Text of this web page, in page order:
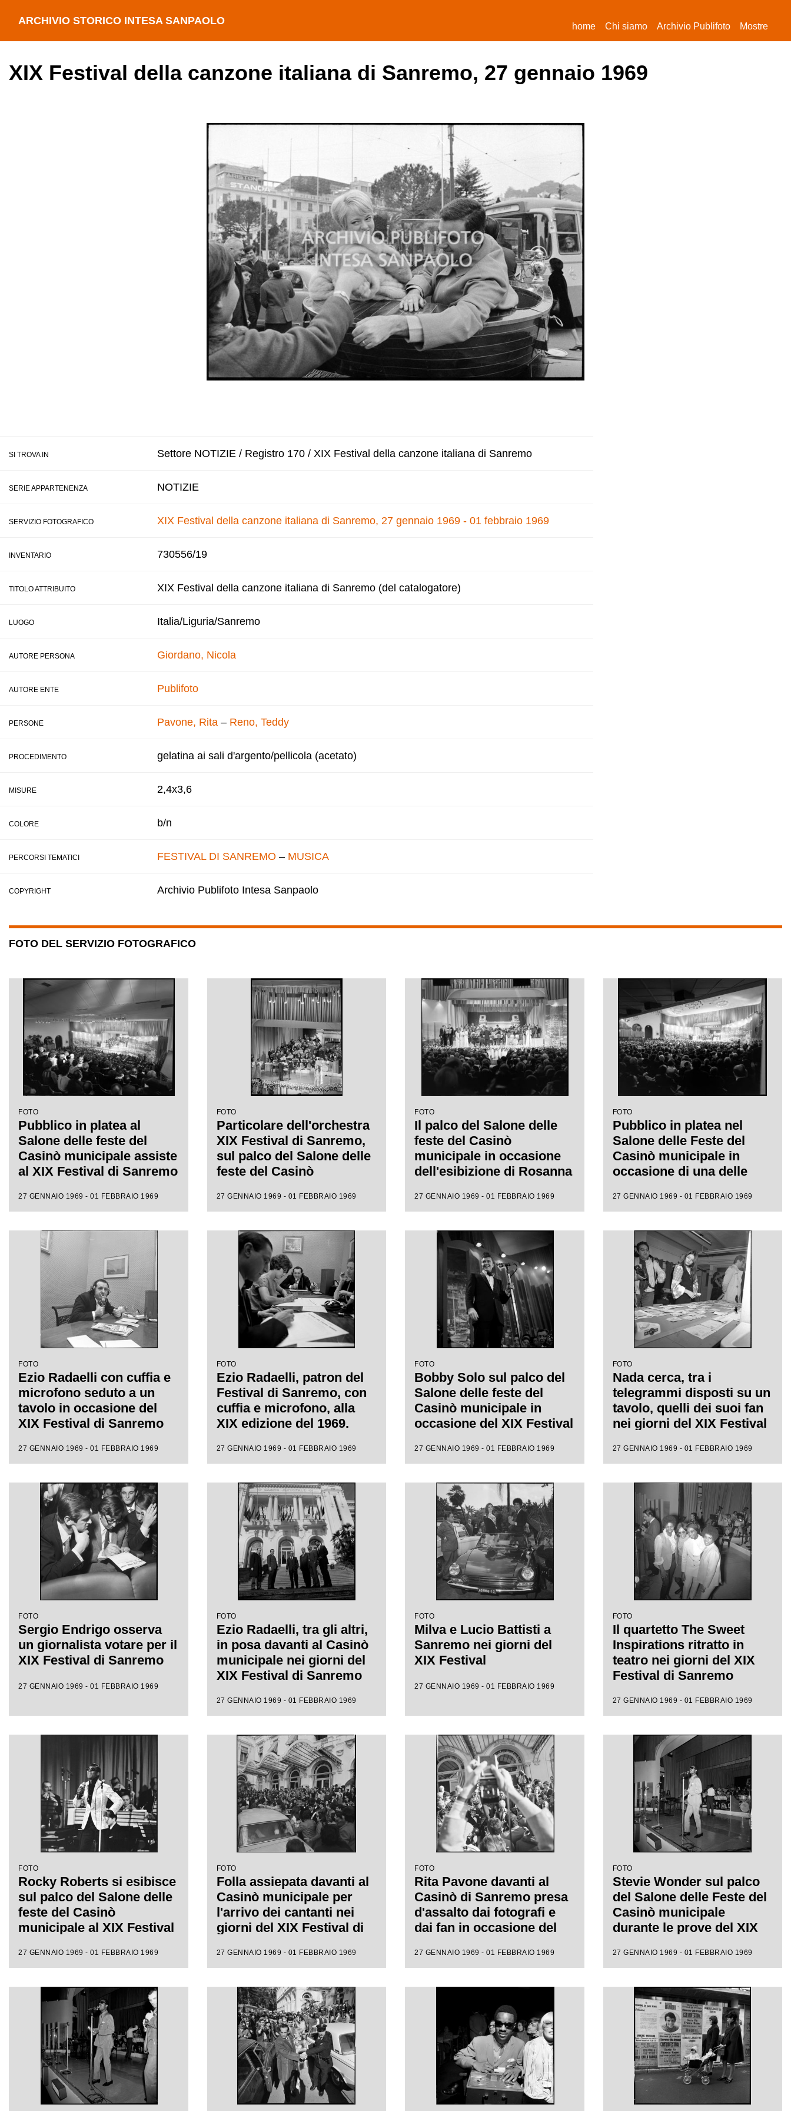
ARCHIVIO STORICO INTESA SANPAOLO home(current)
Chi siamo Archivio Publifoto Mostre
XIX Festival della canzone italiana di Sanremo, 27 gennaio 1969
SI TROVA IN Settore NOTIZIE / Registro 170 / XIX Festival della canzone italiana di Sanremo
SERIE APPARTENENZA NOTIZIE
SERVIZIO FOTOGRAFICO XIX Festival della canzone italiana di Sanremo, 27 gennaio 1969 - 01 febbraio 1969
INVENTARIO 730556/19
TITOLO ATTRIBUITO XIX Festival della canzone italiana di Sanremo (del catalogatore)
LUOGO Italia/Liguria/Sanremo
AUTORE PERSONA Giordano, Nicola
AUTORE ENTE Publifoto
PERSONE Pavone, Rita – Reno, Teddy
PROCEDIMENTO gelatina ai sali d'argento/pellicola (acetato)
MISURE 2,4x3,6
COLORE b/n
PERCORSI TEMATICI FESTIVAL DI SANREMO – MUSICA
COPYRIGHT Archivio Publifoto Intesa Sanpaolo
FOTO DEL SERVIZIO FOTOGRAFICO
FOTO
Pubblico in platea al
Salone delle feste del
Casinò municipale assiste
al XIX Festival di Sanremo
27 GENNAIO 1969 - 01 FEBBRAIO 1969
FOTO
Particolare dell'orchestra
XIX Festival di Sanremo,
sul palco del Salone delle
feste del Casinò
accompagna l'esibizione
27 GENNAIO 1969 - 01 FEBBRAIO 1969
FOTO
Il palco del Salone delle
feste del Casinò
municipale in occasione
dell'esibizione di Rosanna
Sanremo
27 GENNAIO 1969 - 01 FEBBRAIO 1969
FOTO
Pubblico in platea nel
Salone delle Feste del
Casinò municipale in
occasione di una delle
Sanremo
27 GENNAIO 1969 - 01 FEBBRAIO 1969
FOTO
Ezio Radaelli con cuffia e
microfono seduto a un
tavolo in occasione del
XIX Festival di Sanremo
27 GENNAIO 1969 - 01 FEBBRAIO 1969
FOTO
Ezio Radaelli, patron del
Festival di Sanremo, con
cuffia e microfono, alla
XIX edizione del 1969.
27 GENNAIO 1969 - 01 FEBBRAIO 1969
FOTO
Bobby Solo sul palco del
Salone delle feste del
Casinò municipale in
occasione del XIX Festival
27 GENNAIO 1969 - 01 FEBBRAIO 1969
FOTO
Nada cerca, tra i
telegrammi disposti su un
tavolo, quelli dei suoi fan
nei giorni del XIX Festival
27 GENNAIO 1969 - 01 FEBBRAIO 1969
FOTO
Sergio Endrigo osserva
un giornalista votare per il
XIX Festival di Sanremo
27 GENNAIO 1969 - 01 FEBBRAIO 1969
FOTO
Ezio Radaelli, tra gli altri,
in posa davanti al Casinò
municipale nei giorni del
XIX Festival di Sanremo
27 GENNAIO 1969 - 01 FEBBRAIO 1969
FOTO
Milva e Lucio Battisti a
Sanremo nei giorni del
XIX Festival
27 GENNAIO 1969 - 01 FEBBRAIO 1969
FOTO
Il quartetto The Sweet
Inspirations ritratto in
teatro nei giorni del XIX
Festival di Sanremo
27 GENNAIO 1969 - 01 FEBBRAIO 1969
FOTO
Rocky Roberts si esibisce
sul palco del Salone delle
feste del Casinò
municipale al XIX Festival
27 GENNAIO 1969 - 01 FEBBRAIO 1969
FOTO
Folla assiepata davanti al
Casinò municipale per
l'arrivo dei cantanti nei
giorni del XIX Festival di
27 GENNAIO 1969 - 01 FEBBRAIO 1969
FOTO
Rita Pavone davanti al
Casinò di Sanremo presa
d'assalto dai fotografi e
dai fan in occasione del
italiana
27 GENNAIO 1969 - 01 FEBBRAIO 1969
FOTO
Stevie Wonder sul palco
del Salone delle Feste del
Casinò municipale
durante le prove del XIX
27 GENNAIO 1969 - 01 FEBBRAIO 1969